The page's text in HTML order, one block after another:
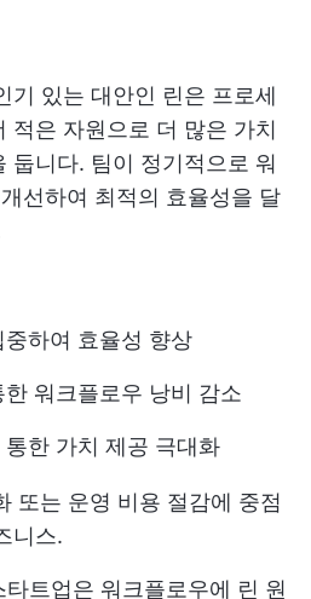
기 있는 대안인 린은 프로세
적은 자원으로 더 많은 가치
둡니다. 팀이 정기적으로 워
선하여 최적의 효율성을 달
하여 효율성 향상
워크플로우 낭비 감소
한 가치 제공 극대화
또는 운영 비용 절감에 중점
니스.
타트업은 워크플로우에 린 원